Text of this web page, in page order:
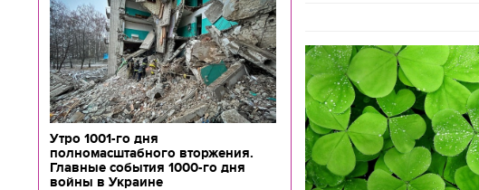
Утро 1001-го дня
полномасштабного вторжения.
Главные события 1000-го дня
войны в Украине